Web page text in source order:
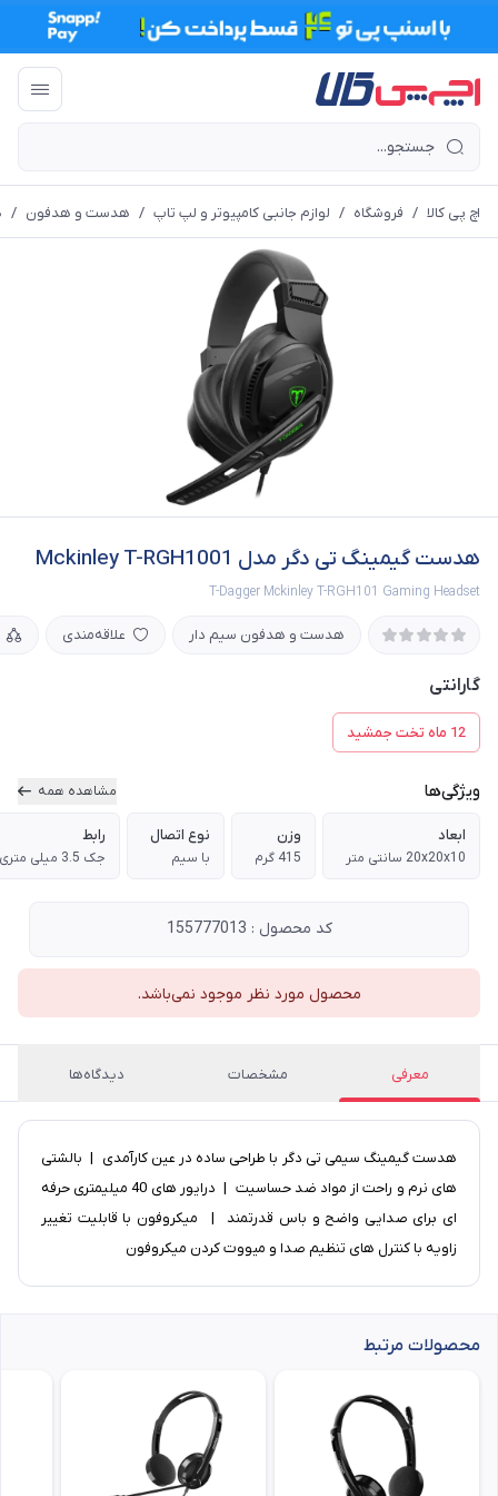
اچ پی کالا / فروشگاه / لوازم جانبی کامپیوتر و لپ تاپ / هدست و هدفون /
هدست گیمینگ تی دگر مدل Mckinley T-RGH1001
T-Dagger Mckinley T-RGH101 Gaming Headset
هدست و هدفون سیم دار علاقه‌مندی
گارانتی
12 ماه تخت جمشید
ویژگی‌ها مشاهده همه
ابعاد
20x20x10 سانتی متر
وزن
415 گرم
نوع اتصال
با سیم
رابط
جک 3.5 میلی متری
کد محصول : 155777013
محصول مورد نظر موجود نمی‌باشد.
معرفی مشخصات دیدگاه‌ها
هدست گیمینگ سیمی تی دگر با طراحی ساده در عین کارآمدی | بالشتی
های نرم و راحت از مواد ضد حساسیت | درایور های 40 میلیمتری حرفه
ای برای صدایی واضح و باس قدرتمند | میکروفون با قابلیت تغییر
زاویه با کنترل های تنظیم صدا و میووت کردن میکروفون
محصولات مرتبط